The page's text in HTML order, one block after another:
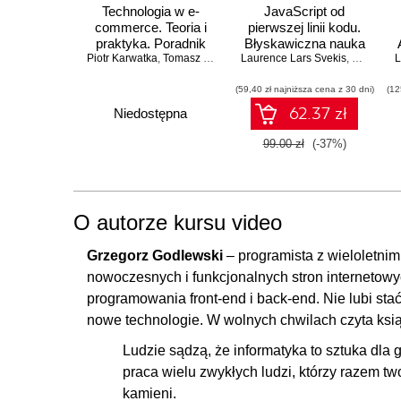
9.1. Zdarzenia - wprowadzenie
9.2. Wywoływanie zdarzeń
9.4. Zdarzenia - zadanie
Technologia w e-
commerce. Teoria i
praktyka. Poradnik
menedżera
Piotr Karwatka, Tomasz Ejtminowicz ,Marcin Engelmann,
Niedostępna
JavaScript od
pierwszej linii kodu.
Błyskawiczna nauka
pisania gier, stron
internetowych
Laurence Lars Svekis, Maaike
(59,40 zł najniższa cena z 30 dni)
62.37 zł
99.00 zł (-37%)
O autorze kursu video
Grzegorz Godlewski – programista z
nowoczesnych i funkcjonalnych stron
programowania front-end i back-end. Nie lubi
nowe technologie. W wolnych chwilach czyta
Ludzie sądzą, że informatyka to sztuka dla
praca wielu zwykłych ludzi, którzy razem
kamieni.